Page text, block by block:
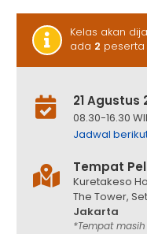
Kelas akan
ada 2
21 Agustus
08.30-16.30
Jadwal
Tempat
Kuretakeso
The Tower,
Jakarta
*Tempat